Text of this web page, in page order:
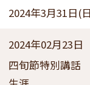
2024年3月31日(
2024年02月23日
四旬節特別講話